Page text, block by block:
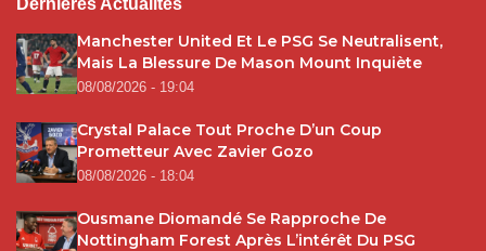
Dernières Actualités
Manchester United Et Le PSG Se Neutralisent,
Mais La Blessure De Mason Mount Inquiète
08/08/2026 - 19:04
Crystal Palace Tout Proche D’un Coup
Prometteur Avec Zavier Gozo
08/08/2026 - 18:04
Ousmane Diomandé Se Rapproche De
Nottingham Forest Après L’intérêt Du PSG